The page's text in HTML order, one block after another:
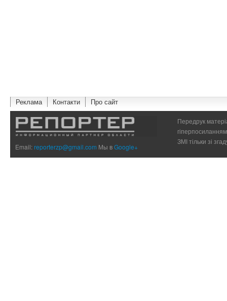
Реклама Контакти Про сайт
Email:reporterzp@gmail.com Мы вGoogle+
Передрук
ЗМІ тільки зі